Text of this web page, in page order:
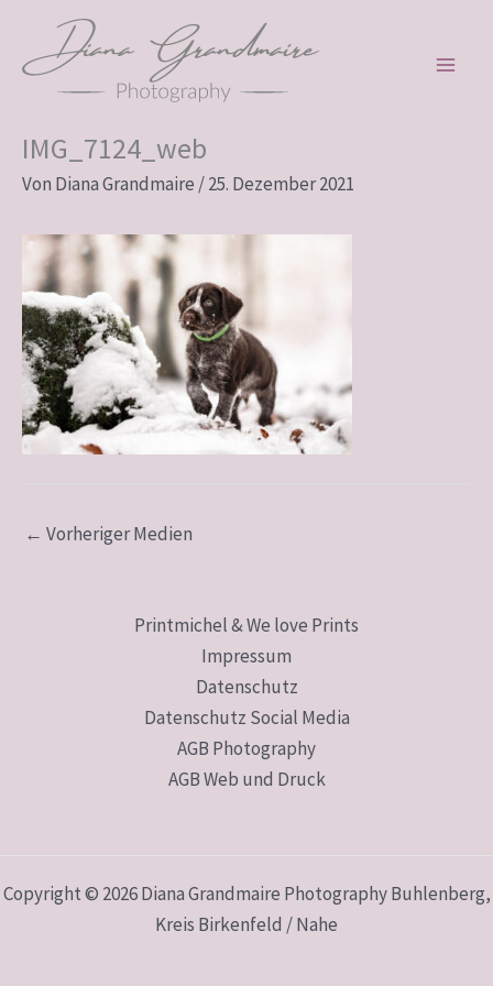
springen
IMG_7124_web
Von Diana Grandmaire /25. Dezember 2021
← Vorheriger Medien
Printmichel & We love Prints
Impressum
Datenschutz
Datenschutz Social Media
AGB Photography
AGB Web und Druck
Copyright © 2026 Diana Grandmaire Photography Buhlenberg,
Kreis Birkenfeld / Nahe